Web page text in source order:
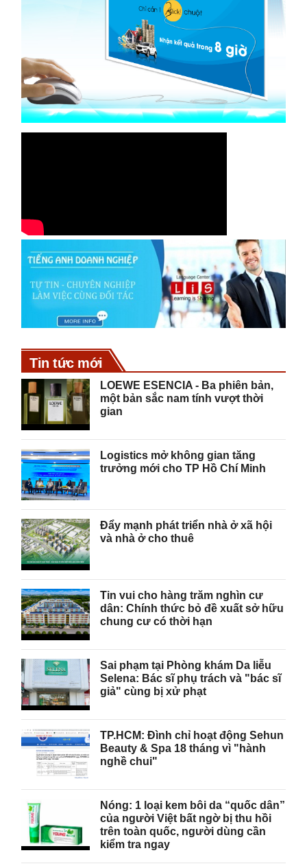
Tin tức mới
LOEWE ESENCIA - Ba phiên bản,
một bản sắc nam tính vượt thời
gian
Logistics mở không gian tăng
trưởng mới cho TP Hồ Chí Minh
Đẩy mạnh phát triển nhà ở xã hội
và nhà ở cho thuê
Tin vui cho hàng trăm nghìn cư
dân: Chính thức bỏ đề xuất sở hữu
chung cư có thời hạn
Sai phạm tại Phòng khám Da liễu
Selena: Bác sĩ phụ trách và "bác sĩ
giả" cùng bị xử phạt
TP.HCM: Đình chỉ hoạt động Sehun
Beauty & Spa 18 tháng vì "hành
nghề chui"
Nóng: 1 loại kem bôi da “quốc dân”
của người Việt bất ngờ bị thu hồi
trên toàn quốc, người dùng cần
kiểm tra ngay